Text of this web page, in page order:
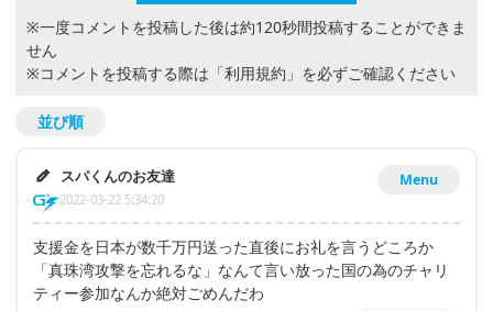
※一度コメントを投稿した後は約120秒間投稿することができま
せん
※コメントを投稿する際は 「利用規約」 を必ずご確認ください
並び順
Menu
スパくんのお友達
2022-03-22 5:34:20
支援金を日本が数千万円送った直後にお礼を言うどころか
「真珠湾攻撃を忘れるな」なんて言い放った国の為のチャリ
ティー参加なんか絶対ごめんだわ